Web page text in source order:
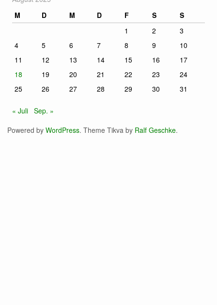
M
D M D F S
S
1
2
3
4
5 6 7 8 9
10
11
12 13 14 15 16
17
18
19 20 21 22 23
24
25
26 27 28 29 30 31
« Juli Sep. »
Powered by WordPress. Theme Tikva by Ralf Geschke.